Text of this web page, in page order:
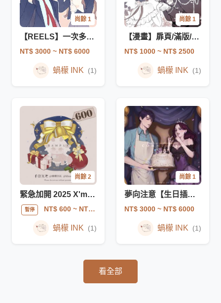
尚餘 1
【REELS】一次多張圖_詳細請按傳送門
NT$ 3000 ~ NT$ 6000
蝸檬 INK (1)
尚餘 1
【漫畫】扉頁/滿版/組合頁
NT$ 1000 ~ NT$ 2500
蝸檬 INK (1)
尚餘 2
緊急加開 2025 X'mas 限量
暫停 NT$ 600~ NT$ 800
蝸檬 INK (1)
尚餘 1
夢向注意【生日插畫】
NT$ 3000 ~ NT$ 6000
蝸檬 INK (1)
看全部